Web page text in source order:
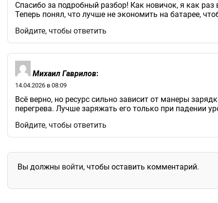
Спасибо за подробный разбор! Как новичок, я как
Теперь понял, что лучше не экономить на батарее,
Войдите, чтобы ответить
Михаил Гаврилов:
14.04.2026 в 08:09
Всё верно, но ресурс сильно зависит от манеры
перегрева. Лучше заряжать его только при падении
Войдите, чтобы ответить
Вы должны войти, чтобы оставить комментарий.